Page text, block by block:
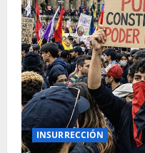
INSURRECCIÓN